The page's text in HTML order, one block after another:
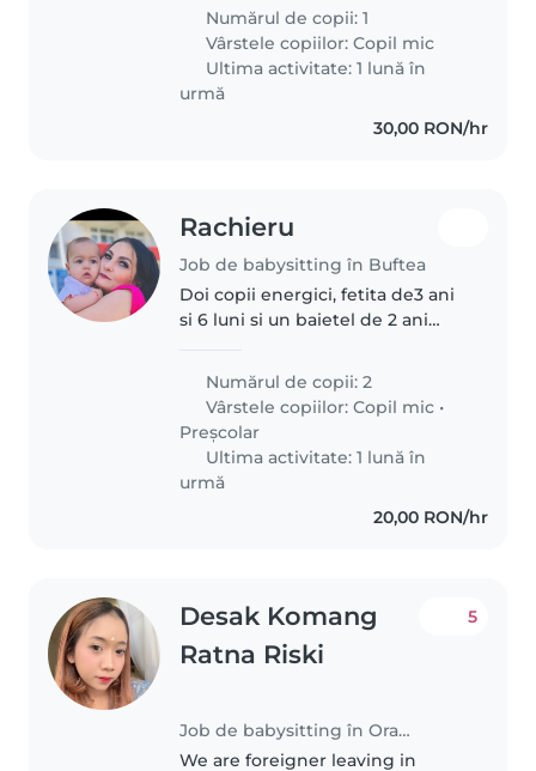
Numărul de copii: 1
Vârstele copiilor:Copil mic
Ultima activitate: 1 lună în
urmă
30,00 RON/hr
Rachieru
Job de babysitting în Buftea
Doi copii energici, fetita de3 ani
si 6 luni si un baietel de 2 ani
nu, parintii ajung acasa in jur de
ora 23
Numărul de copii: 2
Vârstele copiilor:Copil mic •
Preșcolar
Ultima activitate: 1 lună în
urmă
20,00 RON/hr
Desak Komang
Ratna Riski
Job de babysitting în Oradea
5
We are foreigner leaving in